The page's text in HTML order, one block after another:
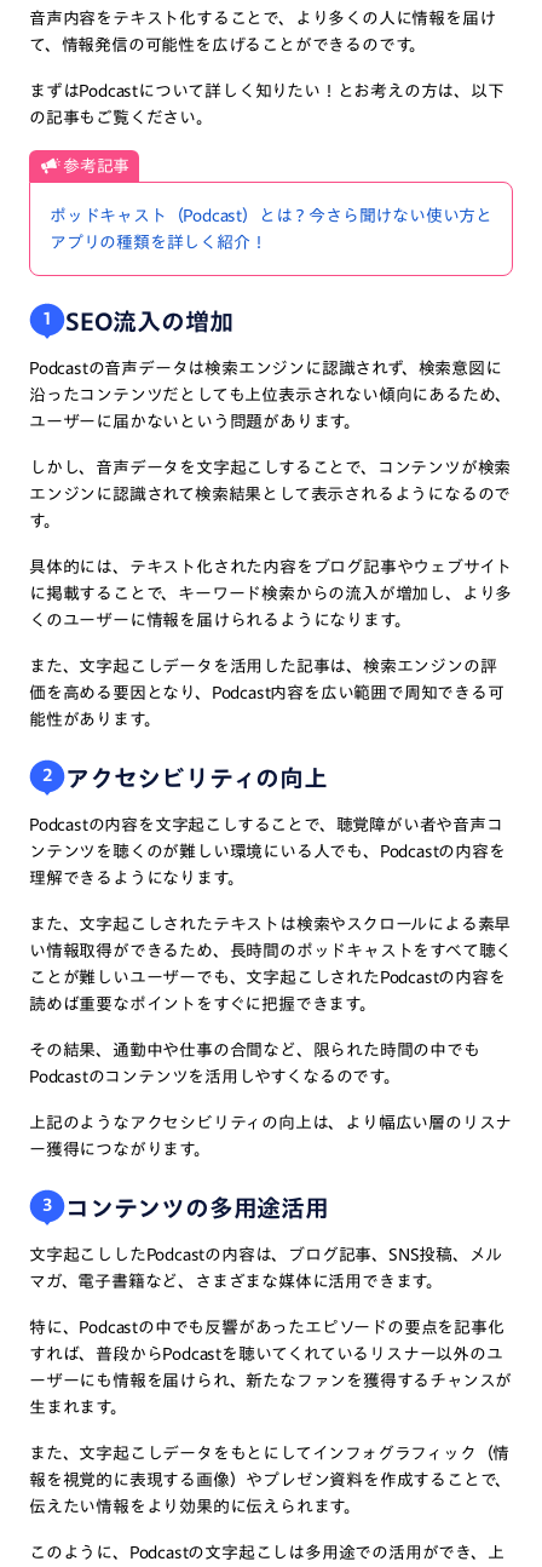
音声内容をテキスト化することで、より多くの人に情報を届け
て、情報発信の可能性を広げることができるのです。
まずはPodcastについて詳しく知りたい！とお考えの方は、以下
の記事もご覧ください。
参考記事
ポッドキャスト（Podcast）とは？今さら聞けない使い方と
アプリの種類を詳しく紹介！
1 SEO流入の増加
Podcastの音声データは検索エンジンに認識されず、検索意図に
沿ったコンテンツだとしても上位表示されない傾向にあるため、
ユーザーに届かないという問題があります。
しかし、音声データを文字起こしすることで、コンテンツが検索
エンジンに認識されて検索結果として表示されるようになるので
す。
具体的には、テキスト化された内容をブログ記事やウェブサイト
に掲載することで、キーワード検索からの流入が増加し、より多
くのユーザーに情報を届けられるようになります。
また、文字起こしデータを活用した記事は、検索エンジンの評
価を高める要因となり、Podcast内容を広い範囲で周知できる可
能性があります。
2 アクセシビリティの向上
Podcastの内容を文字起こしすることで、聴覚障がい者や音声コ
ンテンツを聴くのが難しい環境にいる人でも、Podcastの内容を
理解できるようになります。
また、文字起こしされたテキストは検索やスクロールによる素早
い情報取得ができるため、長時間のポッドキャストをすべて聴く
ことが難しいユーザーでも、文字起こしされたPodcastの内容を
読めば重要なポイントをすぐに把握できます。
その結果、通勤中や仕事の合間など、限られた時間の中でも
Podcastのコンテンツを活用しやすくなるのです。
上記のようなアクセシビリティの向上は、より幅広い層のリスナ
ー獲得につながります。
3 コンテンツの多用途活用
文字起こししたPodcastの内容は、ブログ記事、SNS投稿、メル
マガ、電子書籍など、さまざまな媒体に活用できます。
特に、Podcastの中でも反響があったエピソードの要点を記事化
すれば、普段からPodcastを聴いてくれているリスナー以外のユ
ーザーにも情報を届けられ、新たなファンを獲得するチャンスが
生まれます。
また、文字起こしデータをもとにしてインフォグラフィック（情
報を視覚的に表現する画像）やプレゼン資料を作成することで、
伝えたい情報をより効果的に伝えられます。
このように、Podcastの文字起こしは多用途での活用ができ、上